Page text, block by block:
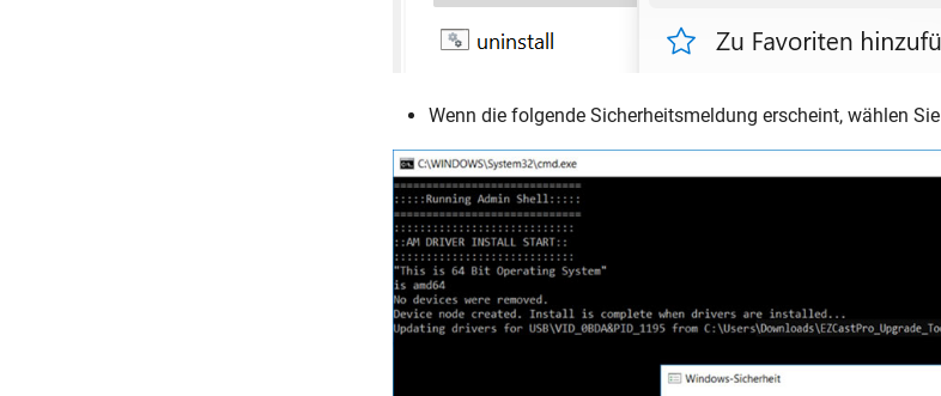
Wenn die folgende Sicherheitsmeldung erscheint, wählen Sie